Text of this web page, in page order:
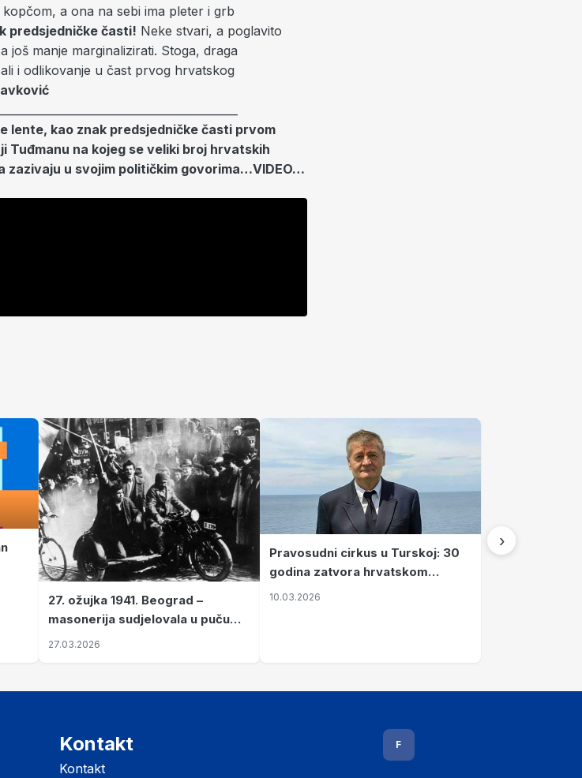
a ona na sebi ima pleter i grb
predsjedničke časti! Neke stvari, a poglavito
još manje marginalizirati. Stoga, draga
i odlikovanje u čast prvog hrvatskog
lente, kao znak predsjedničke časti prvom
Tuđmanu na kojeg se veliki broj hrvatskih
zazivaju u svojim političkim govorima…VIDEO…
27. ožujka 1941. Beograd –
masonerija sudjelovala u puču
koji je Jugoslaviju odveo u krvavi
27.03.2026
Pravosudni cirkus u Turskoj: 30
godina zatvora hrvatskom
kapetanu kojeg su sami pustili
10.03.2026
›
Kontakt
Kontakt
F